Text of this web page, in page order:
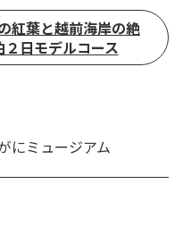
にミュージアム
紅葉と越前海岸の絶
日モデルコース